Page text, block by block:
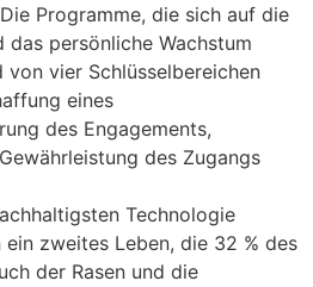
Programme, die sich auf die
persönliche Wachstum
vier Schlüsselbereichen
eines
des Engagements,
des Zugangs
Technologie
zweites Leben, die 32 % des
der Rasen und die